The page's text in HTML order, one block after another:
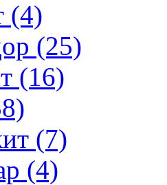
(4)
(25)
(16)
(7)
(4)